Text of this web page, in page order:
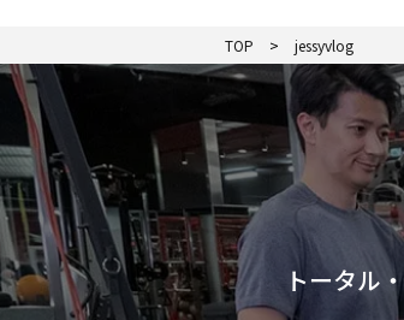
TOP jessyvlog
トータル